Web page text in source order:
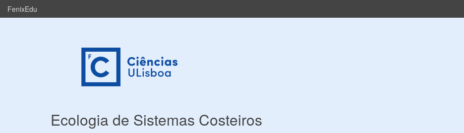
FenixEdu
Ecologia de Sistemas Costeiros